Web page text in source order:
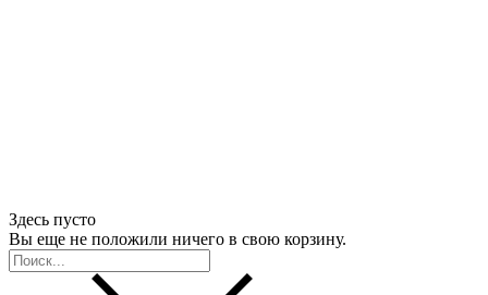
Здесь пусто
Вы еще не положили ничего в свою корзину.